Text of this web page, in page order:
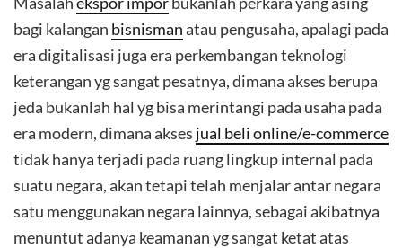
bagi kalangan bisnismanatau pengusaha, apalagi pada
era digitalisasi juga era perkembangan teknologi
keterangan yg sangat pesatnya, dimana akses berupa
jeda bukanlah hal yg bisa merintangi pada usaha pada
era modern, dimana akses jual beli online/e-commerce
tidak hanya terjadi pada ruang lingkup internal pada
suatu negara, akan tetapi telah menjalar antar negara
satu menggunakan negara lainnya, sebagai akibatnya
menuntut adanya keamanan yg sangat ketat atas